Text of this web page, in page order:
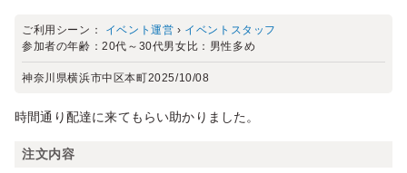
ご利用シーン： イベント運営 › イベントスタッフ
参加者の年齢：20代～30代男女比： 男性多め
神奈川県横浜市中区本町2025/10/08
時間通り配達に来てもらい助かりました。
注文内容